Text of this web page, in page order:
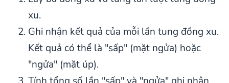
xu.
Ghi nhận kết quả của mỗi lần tung đồng xu.
Kết quả có thể là "sấp" (mặt ngửa) hoặc
"ngửa" (mặt úp).